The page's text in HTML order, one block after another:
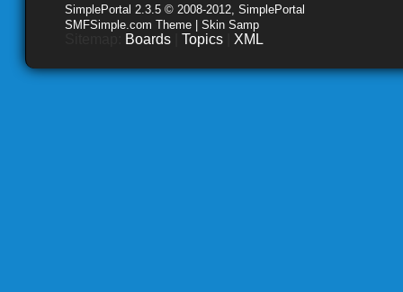
SimplePortal 2.3.5 © 2008-2012, SimplePortal
SMFSimple.com Theme | Skin Samp
Boards Topics XML